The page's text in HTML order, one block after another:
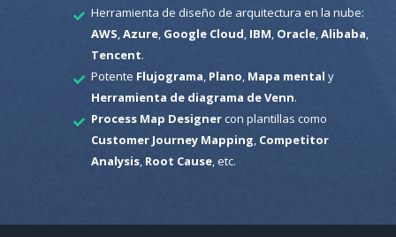
Herramienta de diseño de arquitectura en la nube:
AWS Azure, Google Cloud IBM Oracle, Alibaba
Tencent.
Potente Flujograma Plano Mapa mental y
Herramienta de diagrama de Venn.
Process Map Designercon plantillas como
Customer Journey Mapping Competitor
Analysis, Root Cause, etc.